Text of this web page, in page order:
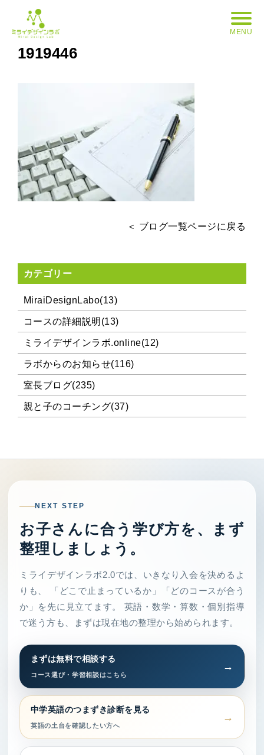
MENU
1919446
＜ ブログ一覧ページに戻る
カテゴリー
MiraiDesignLabo(13)
コースの詳細説明(13)
ミライデザインラボ.online(12)
ラボからのお知らせ(116)
室長ブログ(235)
親と子のコーチング(37)
NEXT STEP
お子さんに合う学び方を、まず
整理しましょう。
ミライデザインラボ2.0では、いきなり入会を決めるよ
りも、 「どこで止まっているか」「どのコースが合う
か」を先に見立てます。 英語・数学・算数・個別指導
で迷う方も、まずは現在地の整理から始められます。
まずは無料で相談する
コース選び・学習相談はこちら
中学英語のつまずき診断を見る
英語の土台を確認したい方へ